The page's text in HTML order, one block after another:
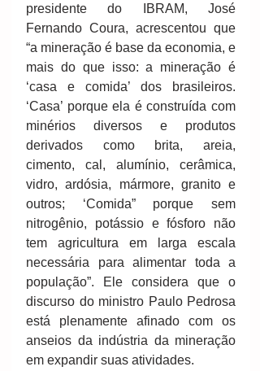
presidente do IBRAM, José
Fernando Coura, acrescentou que
“a mineração é base da economia, e
mais do que isso: a mineração é
‘casa e comida’ dos brasileiros.
‘Casa’ porque ela é construída com
minérios diversos e produtos
derivados como brita, areia,
cimento, cal, alumínio, cerâmica,
vidro, ardósia, mármore, granito e
outros; ‘Comida” porque sem
nitrogênio, potássio e fósforo não
tem agricultura em larga escala
necessária para alimentar toda a
população”. Ele considera que o
discurso do ministro Paulo Pedrosa
está plenamente afinado com os
anseios da indústria da mineração
em expandir suas atividades.